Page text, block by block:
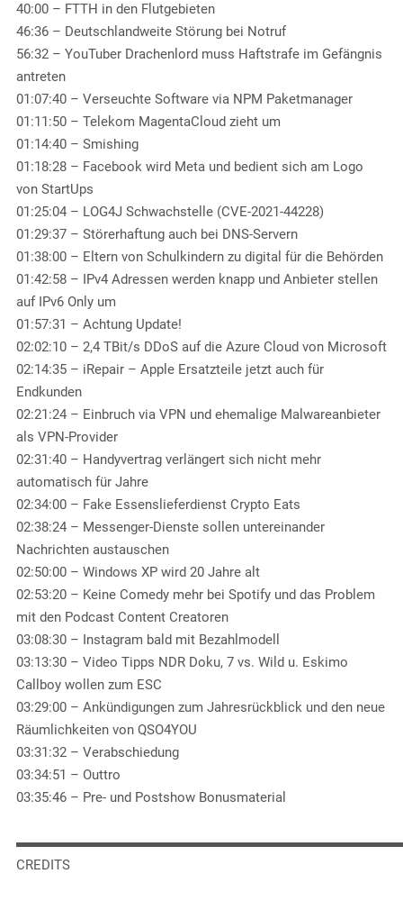
40:00 – FTTH in den Flutgebieten
46:36 – Deutschlandweite Störung bei Notruf
56:32 – YouTuber Drachenlord muss Haftstrafe im Gefängnis
antreten
01:07:40 – Verseuchte Software via NPM Paketmanager
01:11:50 – Telekom MagentaCloud zieht um
01:14:40 – Smishing
01:18:28 – Facebook wird Meta und bedient sich am Logo
von StartUps
01:25:04 – LOG4J Schwachstelle (CVE-2021-44228)
01:29:37 – Störerhaftung auch bei DNS-Servern
01:38:00 – Eltern von Schulkindern zu digital für die Behörden
01:42:58 – IPv4 Adressen werden knapp und Anbieter stellen
auf IPv6 Only um
01:57:31 – Achtung Update!
02:02:10 – 2,4 TBit/s DDoS auf die Azure Cloud von Microsoft
02:14:35 – iRepair – Apple Ersatzteile jetzt auch für
Endkunden
02:21:24 – Einbruch via VPN und ehemalige Malwareanbieter
als VPN-Provider
02:31:40 – Handyvertrag verlängert sich nicht mehr
automatisch für Jahre
02:34:00 – Fake Essenslieferdienst Crypto Eats
02:38:24 – Messenger-Dienste sollen untereinander
Nachrichten austauschen
02:50:00 – Windows XP wird 20 Jahre alt
02:53:20 – Keine Comedy mehr bei Spotify und das Problem
mit den Podcast Content Creatoren
03:08:30 – Instagram bald mit Bezahlmodell
03:13:30 – Video Tipps NDR Doku, 7 vs. Wild u. Eskimo
Callboy wollen zum ESC
03:29:00 – Ankündigungen zum Jahresrückblick und den neue
Räumlichkeiten von QSO4YOU
03:31:32 – Verabschiedung
03:34:51 – Outtro
03:35:46 – Pre- und Postshow Bonusmaterial
CREDITS